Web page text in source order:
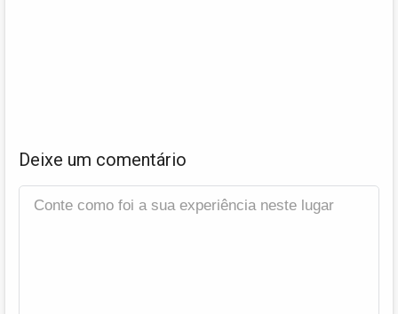
Deixe um comentário